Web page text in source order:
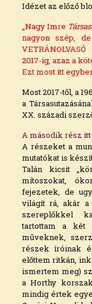
Idézet az előző
„Nagy Imre
nagyon szép,
2017-ig, azaz a
Ezt most itt
Most 2017-től, a
a
XX. századi
A második rész itt
A részeket a
mutatókat is
Talán kicsit
mítoszokat,
fejezetek, de
világít rá, akár
szereplőkkel
tartottam a két
műveknek,
részek íróinak
előttem ritkán,
ismertem meg)
a Horthy
mindig értek